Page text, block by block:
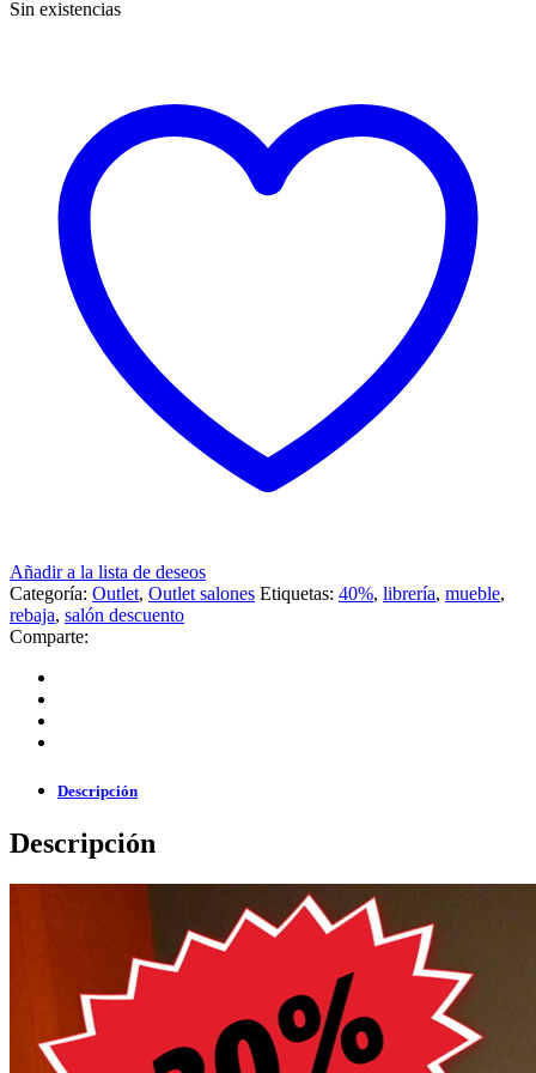
Sin existencias
Añadir a la lista de deseos
Categoría: Outlet, Outlet salones Etiquetas: 40%, librería, mueble,
rebaja, salón descuento
Comparte:
Descripción
Descripción